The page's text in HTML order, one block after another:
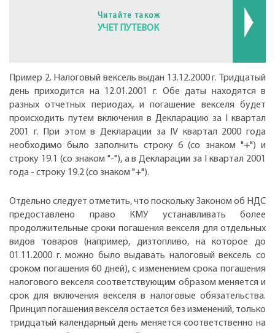
Читайте також
УЧЕТ ПУТЕВОК
Пример 2. Налоговый вексель выдан 13.12.2000 г. Тридцатый
день приходится на 12.01.2001 г. Обе даты находятся в
разных отчетных периодах, и погашение векселя будет
происходить путем включения в Декларацию за I квартал
2001 г. При этом в Декларации за IV квартал 2000 года
необходимо было заполнить строку 6 (со знаком "+") и
строку 19.1 (со знаком "-"), а в Декларации за I квартал 2001
года - строку 19.2 (со знаком "+").
Отдельно следует отметить, что поскольку Законом об НДС
предоставлено право КМУ устанавливать более
продолжительные сроки погашения векселя для отдельных
видов товаров (например, дизтопливо, на которое до
01.11.2000 г. можно было выдавать налоговый вексель со
сроком погашения 60 дней), с изменением срока погашения
налогового векселя соответствующим образом меняется и
срок для включения векселя в налоговые обязательства.
Принцип погашения векселя остается без изменений, только
тридцатый календарный день меняется соответственно на